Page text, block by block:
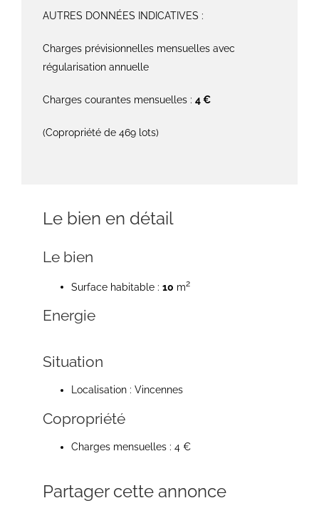
AUTRES DONNÉES INDICATIVES :
Charges prévisionnelles mensuelles avec
régularisation annuelle
Charges courantes mensuelles : 4 €
(Copropriété de 469 lots)
Le bien en détail
Le bien
Surface habitable : 10 m2
Energie
Situation
Localisation : Vincennes
Copropriété
Charges mensuelles : 4 €
Partager cette annonce